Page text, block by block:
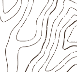
Aplicações
motorhomes,
Indústrias e
de chapas
Projetos
pela ficha